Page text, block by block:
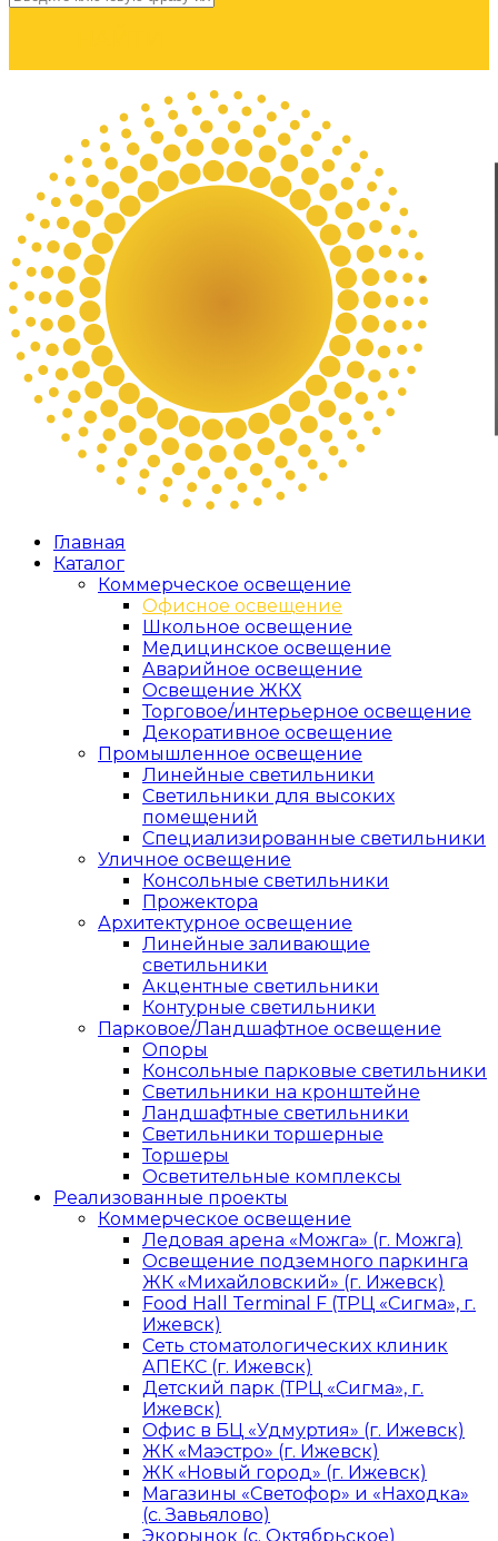
Главная
Каталог
Коммерческое освещение
Офисное освещение
Школьное освещение
Медицинское освещение
Аварийное освещение
Освещение ЖКХ
Торговое/интерьерное освещение
Декоративное освещение
Промышленное освещение
Линейные светильники
Светильники для высоких
помещений
Специализированные светильники
Уличное освещение
Консольные светильники
Прожектора
Архитектурное освещение
Линейные заливающие
светильники
Акцентные светильники
Контурные светильники
Парковое/Ландшафтное освещение
Опоры
Консольные парковые светильники
Светильники на кронштейне
Ландшафтные светильники
Светильники торшерные
Торшеры
Осветительные комплексы
Реализованные проекты
Коммерческое освещение
Ледовая арена «Можга» (г. Можга)
Освещение подземного паркинга
ЖК «Михайловский» (г. Ижевск)
Food Hall Terminal F (ТРЦ «Сигма», г.
Ижевск)
Сеть стоматологических клиник
АПЕКС (г. Ижевск)
Детский парк (ТРЦ «Сигма», г.
Ижевск)
Офис в БЦ «Удмуртия» (г. Ижевск)
ЖК «Маэстро» (г. Ижевск)
ЖК «Новый город» (г. Ижевск)
Магазины «Светофор» и «Находка»
(с. Завьялово)
Экорынок (с. Октябрьское)